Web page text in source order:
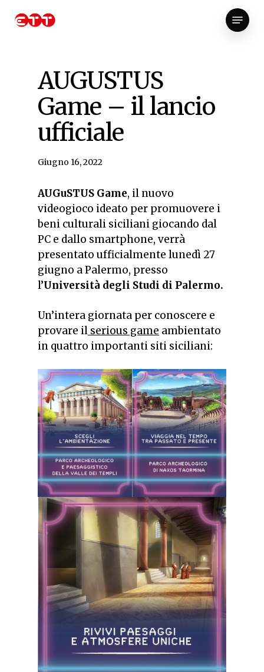
Menu
AUGUSTUS
Game – il lancio
ufficiale
Giugno 16, 2022
AUGuSTUS Game, il nuovo
videogioco ideato per promuovere i
beni culturali siciliani giocando dal
PC e dallo smartphone, verrà
presentato ufficialmente lunedì 27
giugno a Palermo, presso
l’Università degli Studi di Palermo.
Un’intera giornata per conoscere e
provare il serious game ambientato
in quattro importanti siti siciliani: